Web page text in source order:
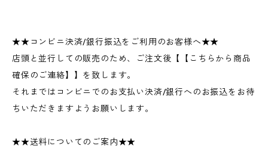
★★コンビニ決済/銀行振込をご利用のお客様へ★★
店頭と並行しての販売のため、ご注文後【【こちらから商品
確保のご連絡】】を致します。
それまではコンビニでのお支払い決済/銀行へのお振込をお待
ちいただきますようお願いします。
★★送料についてのご案内★★